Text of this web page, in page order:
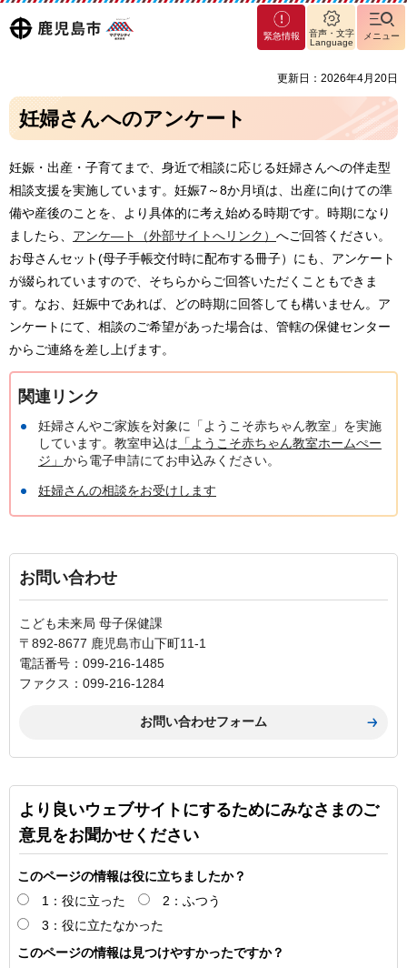
鹿児島
マグ
マシ
緊急情報
音声・文字
Language
メニュー
更新日：2026年4月20日
妊婦さんへのアンケート
妊娠・出産・子育てまで、身近で相談に応じる妊婦さんへの伴走型
相談支援を実施しています。妊娠7～8か月頃は、出産に向けての準
備や産後のことを、より具体的に考え始める時期です。時期になり
ましたら、 アンケ―ト（外部サイトへリンク） へご回答ください。
お母さんセット(母子手帳交付時に配布する冊子）にも、アンケート
が綴られていますので、そちらからご回答いただくこともできま
す。なお、妊娠中であれば、どの時期に回答しても構いません。ア
ンケートにて、相談のご希望があった場合は、管轄の保健センター
からご連絡を差し上げます。
関連リンク
妊婦さんやご家族を対象に「ようこそ赤ちゃん教室」を実施
しています。教室申込は 「ようこそ赤ちゃん教室ホームぺー
ジ」 から電子申請にてお申込みください。
妊婦さんの相談をお受けします
お問い合わせ
こども未来局 母子保健課
〒892-8677 鹿児島市山下町11-1
電話番号：099-216-1485
ファクス：099-216-1284
より良いウェブサイトにするためにみなさまのご
意見をお聞かせください
このページの情報は役に立ちましたか？
1：役に立った
2：ふつう
3：役に立たなかった
このページの情報は見つけやすかったですか？